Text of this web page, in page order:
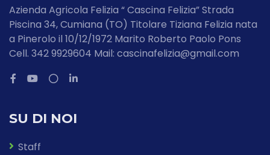
Azienda Agricola Felizia “ Cascina Felizia” Strada
Piscina 34, Cumiana (TO) Titolare Tiziana Felizia nata
a Pinerolo il 10/12/1972 Marito Roberto Paolo Pons
Cell. 342 9929604 Mail: cascinafelizia@gmail.com
SU DI NOI
Staff